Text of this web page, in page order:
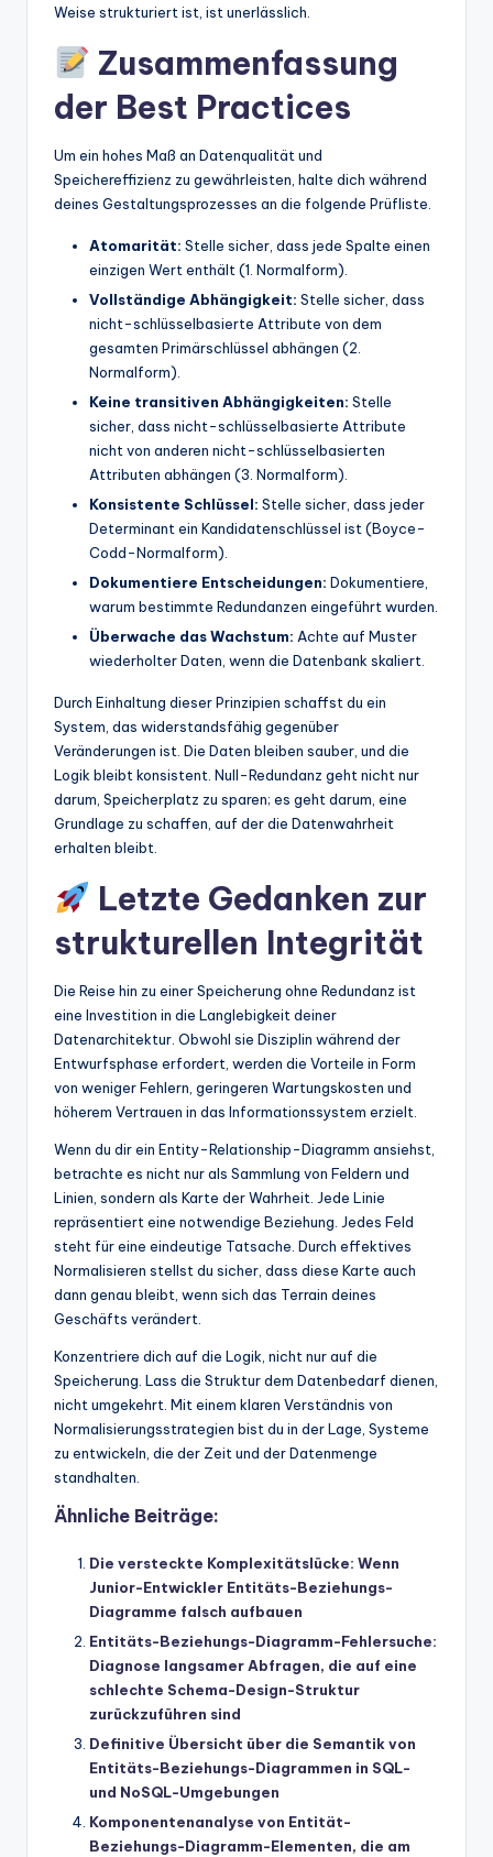
Weise strukturiert ist, ist unerlässlich.
Zusammenfassung
der Best Practices
Um ein hohes Maß an Datenqualität und
Speichereffizienz zu gewährleisten, halte dich während
deines Gestaltungsprozesses an die folgende Prüfliste.
Atomarität: Stelle sicher, dass jede Spalte einen
einzigen Wert enthält (1. Normalform).
Vollständige Abhängigkeit: Stelle sicher, dass
nicht-schlüsselbasierte Attribute von dem
gesamten Primärschlüssel abhängen (2.
Normalform).
Keine transitiven Abhängigkeiten: Stelle
sicher, dass nicht-schlüsselbasierte Attribute
nicht von anderen nicht-schlüsselbasierten
Attributen abhängen (3. Normalform).
Konsistente Schlüssel: Stelle sicher, dass jeder
Determinant ein Kandidatenschlüssel ist (Boyce-
Codd-Normalform).
Dokumentiere Entscheidungen: Dokumentiere,
warum bestimmte Redundanzen eingeführt wurden.
Überwache das Wachstum: Achte auf Muster
wiederholter Daten, wenn die Datenbank skaliert.
Durch Einhaltung dieser Prinzipien schaffst du ein
System, das widerstandsfähig gegenüber
Veränderungen ist. Die Daten bleiben sauber, und die
Logik bleibt konsistent. Null-Redundanz geht nicht nur
darum, Speicherplatz zu sparen; es geht darum, eine
Grundlage zu schaffen, auf der die Datenwahrheit
erhalten bleibt.
Letzte Gedanken zur
strukturellen Integrität
Die Reise hin zu einer Speicherung ohne Redundanz ist
eine Investition in die Langlebigkeit deiner
Datenarchitektur. Obwohl sie Disziplin während der
Entwurfsphase erfordert, werden die Vorteile in Form
von weniger Fehlern, geringeren Wartungskosten und
höherem Vertrauen in das Informationssystem erzielt.
Wenn du dir ein Entity-Relationship-Diagramm ansiehst,
betrachte es nicht nur als Sammlung von Feldern und
Linien, sondern als Karte der Wahrheit. Jede Linie
repräsentiert eine notwendige Beziehung. Jedes Feld
steht für eine eindeutige Tatsache. Durch effektives
Normalisieren stellst du sicher, dass diese Karte auch
dann genau bleibt, wenn sich das Terrain deines
Geschäfts verändert.
Konzentriere dich auf die Logik, nicht nur auf die
Speicherung. Lass die Struktur dem Datenbedarf dienen,
nicht umgekehrt. Mit einem klaren Verständnis von
Normalisierungsstrategien bist du in der Lage, Systeme
zu entwickeln, die der Zeit und der Datenmenge
standhalten.
Ähnliche Beiträge:
Die versteckte Komplexitätslücke: Wenn
Junior-Entwickler Entitäts-Beziehungs-
Diagramme falsch aufbauen
Entitäts-Beziehungs-Diagramm-Fehlersuche:
Diagnose langsamer Abfragen, die auf eine
schlechte Schema-Design-Struktur
zurückzuführen sind
Definitive Übersicht über die Semantik von
Entitäts-Beziehungs-Diagrammen in SQL-
und NoSQL-Umgebungen
Komponentenanalyse von Entität-
Beziehungs-Diagramm-Elementen, die am